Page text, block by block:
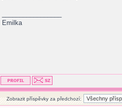
Emilka
Zobrazit příspěvky za předchozí: